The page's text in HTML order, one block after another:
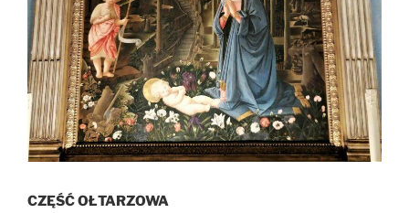
CZĘŚĆ OŁTARZOWA